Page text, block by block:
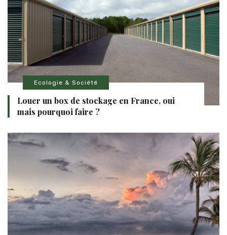
Ecologie & Société
Louer un box de stockage en France, oui
mais pourquoi faire ?